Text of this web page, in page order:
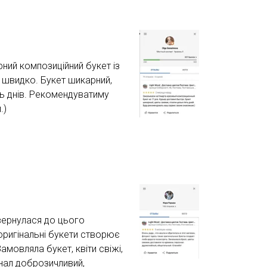
композиційний букет із
Букет шикарний,
днів. Рекомендуватиму
до цього
букети створює
букет, квіти свіжі,
доброзичливий,